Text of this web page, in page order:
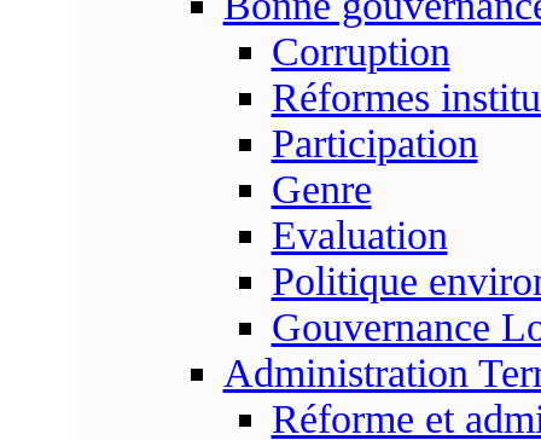
Corruption
Réformes
Participation
Genre
Evaluation
Politique
Gouvernance
Administration
Réforme et